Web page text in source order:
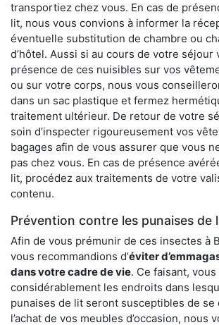
transportiez chez vous. En cas de
lit, nous vous convions à informer la
éventuelle substitution de chambre ou
d’hôtel. Aussi si au cours de votre séjour
présence de ces nuisibles sur vos
ou sur votre corps, nous vous
dans un sac plastique et fermez
traitement ultérieur. De retour de votre
soin d’inspecter rigoureusement vos
bagages afin de vous assurer que vous
pas chez vous. En cas de présence
lit, procédez aux traitements de votre
contenu.
Prévention contre les punaises de
Afin de vous prémunir de ces insectes à
vous recommandions d’éviter
dans votre cadre de vie. Ce faisant,
considérablement les endroits dans
punaises de lit seront susceptibles de se
l’achat de vos meubles d’occasion, nous